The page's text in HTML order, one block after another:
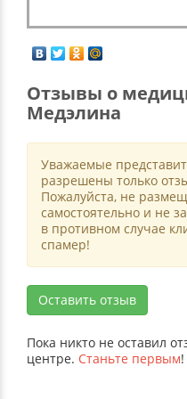
Отзывы о
Медэлина
Уважаемые
разрешены только
Пожалуйста, не
самостоятельно и не
в противном случае
спамер!
Оставить отзыв
Пока никто не оставил
центре. Станьте первым!